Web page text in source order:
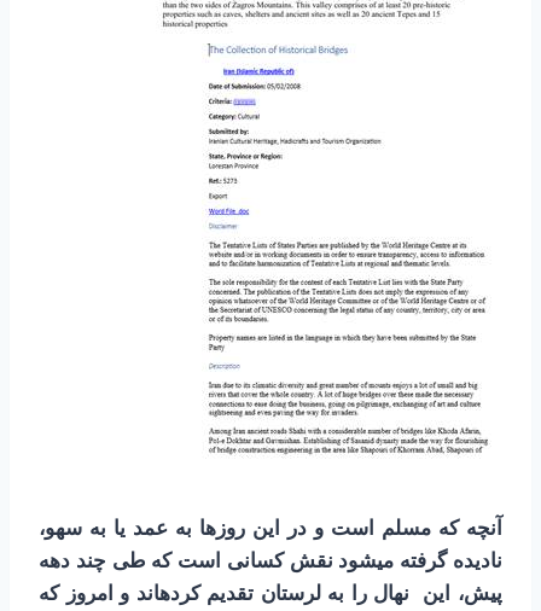
آنچه که مسلم است و در این روزها به عمد یا به سهو،
نادیده گرفته می­شود نقش کسانی است که طی چند دهه
پیش، این نهال را به لرستان تقدیم کرده­اند و امروز که